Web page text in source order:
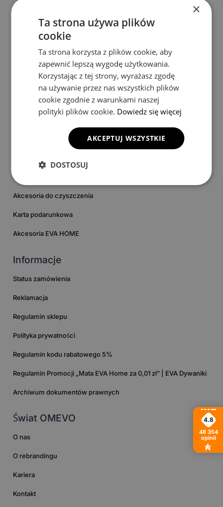
Produkty OMEVO
Zobacz OMEVO 5D Pro
EVA Maty do bagażnika
Akcesoria do czyszczenia
Karta podarunkowa
Akcesoria EVA HOME
Informacje
Status zamówienia
Reklamacja
Regulamin sklepu
Polityka prywatności
Regulamin kodu rabatowego 5%
Regulamin Promocji „Mata EVA Home za 0,01 zł” | EVA Dywaniki
Archiwum dokumentów prawnych
Świat OMEVO
O nas
O rebrandingu
Kariera
Kontakt
4.8
48 354
opinii
×
Ta strona używa plików
cookie
Ta strona korzysta z plików cookie, aby
zapewnić lepszą wygodę użytkowania.
Korzystając z tej strony, wyrażasz zgodę
na używanie przez nas wszystkich plików
cookie zgodnie z warunkami naszej
polityki plików cookie. Dowiedz się więcej
AKCEPTUJ WSZYSTKIE
DOSTOSUJ